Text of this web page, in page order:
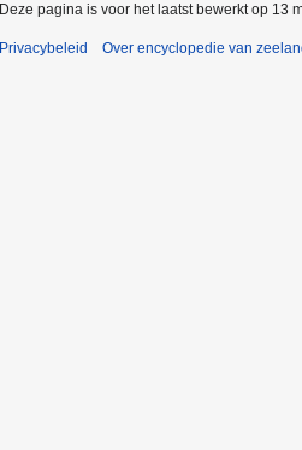
Deze pagina is voor het laatst bewerkt op 13
Privacybeleid Over encyclopedie van